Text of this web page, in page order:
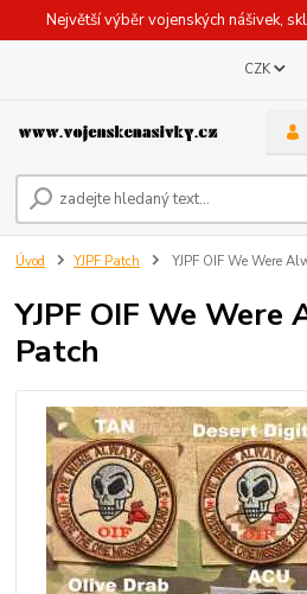
Největší výběr vojenských nášivek,
CZK
Úvod YJPF Patch YJPF OIF We Were
YJPF OIF We
Patch